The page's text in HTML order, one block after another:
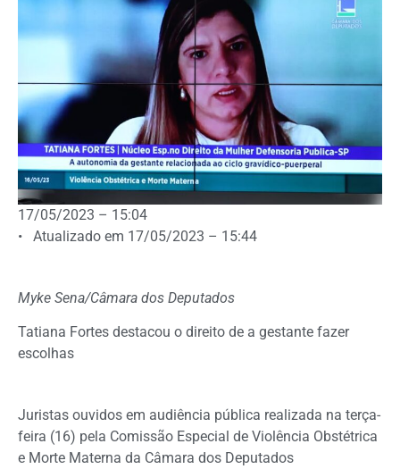
17/05/2023 – 15:04
• Atualizado em 17/05/2023 – 15:44
Myke Sena/Câmara dos Deputados
Tatiana Fortes destacou o direito de a gestante fazer
escolhas
Juristas ouvidos em audiência pública realizada na terça-
feira (16) pela Comissão Especial de Violência Obstétrica
e Morte Materna da Câmara dos Deputados